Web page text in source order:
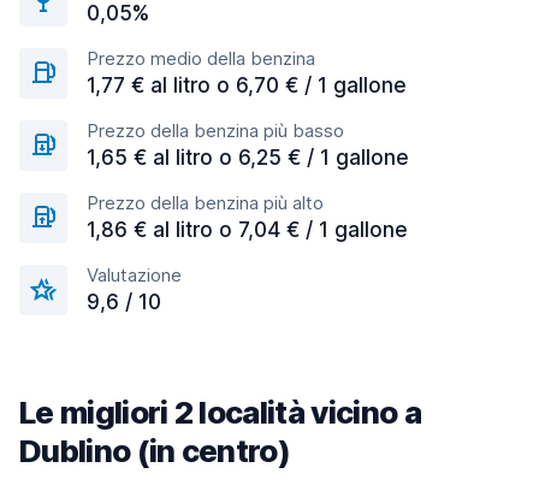
0,05%
Prezzo medio della benzina
1,77 € al litro o 6,70 € / 1 gallone
Prezzo della benzina più basso
1,65 € al litro o 6,25 € / 1 gallone
Prezzo della benzina più alto
1,86 € al litro o 7,04 € / 1 gallone
Valutazione
9,6 / 10
Le migliori 2 località vicino a
Dublino (in centro)